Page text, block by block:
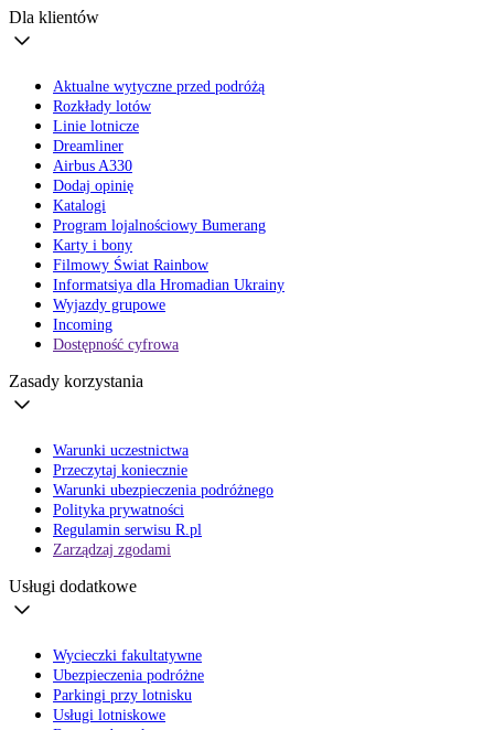
Dla klientów
Aktualne wytyczne przed podróżą
Rozkłady lotów
Linie lotnicze
Dreamliner
Airbus A330
Dodaj opinię
Katalogi
Program lojalnościowy Bumerang
Karty i bony
Filmowy Świat Rainbow
Informatsiya dla Hromadian Ukrainy
Wyjazdy grupowe
Incoming
Dostępność cyfrowa
Zasady korzystania
Warunki uczestnictwa
Przeczytaj koniecznie
Warunki ubezpieczenia podróżnego
Polityka prywatności
Regulamin serwisu R.pl
Zarządzaj zgodami
Usługi dodatkowe
Wycieczki fakultatywne
Ubezpieczenia podróżne
Parkingi przy lotnisku
Usługi lotniskowe